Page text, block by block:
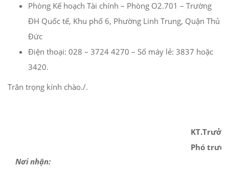
Phòng Kế hoạch Tài chính – Phòng O2.701 – Trường
ĐH Quốc tế, Khu phố 6, Phường Linh Trung, Quận Thủ
Đức
Điện thoại: 028 – 3724 4270 – Số máy lẻ: 3837 hoặc
3420.
Trân trọng kính chào./.
Nơi nhận:
Phó